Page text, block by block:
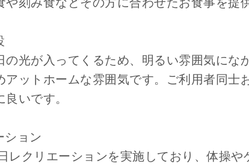
の光が入ってくるため、明るい雰囲気にな
アットホームな雰囲気です。ご利用者同
いです。
ション
レクリエーションを実施しており、体操